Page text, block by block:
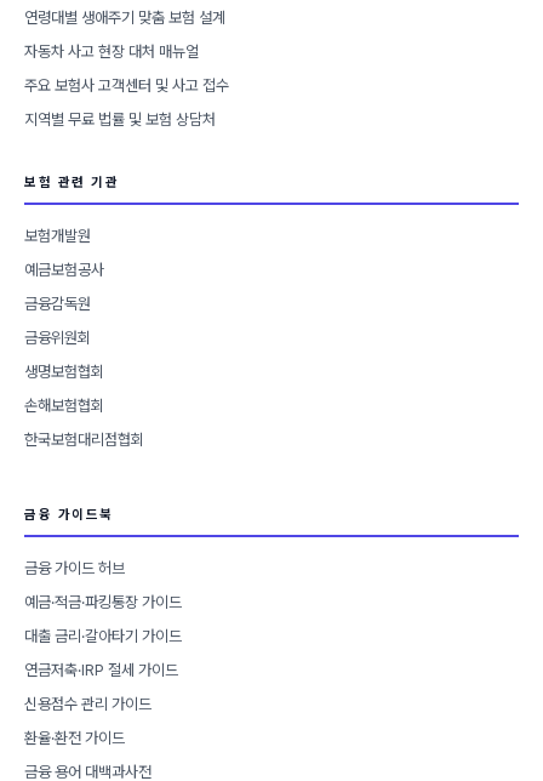
연령대별 생애주기 맞춤 보험 설계
자동차 사고 현장 대처 매뉴얼
주요 보험사 고객센터 및 사고 접수
지역별 무료 법률 및 보험 상담처
보험 관련 기관
보험개발원
예금보험공사
금융감독원
금융위원회
생명보험협회
손해보험협회
한국보험대리점협회
금융 가이드북
금융 가이드 허브
예금·적금·파킹통장 가이드
대출 금리·갈아타기 가이드
연금저축·IRP 절세 가이드
신용점수 관리 가이드
환율·환전 가이드
금융 용어 대백과사전